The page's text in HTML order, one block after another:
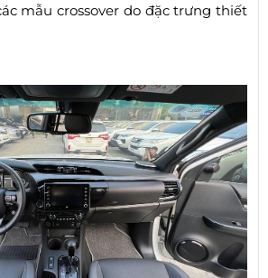
mẫu crossover do đặc trưng thiết